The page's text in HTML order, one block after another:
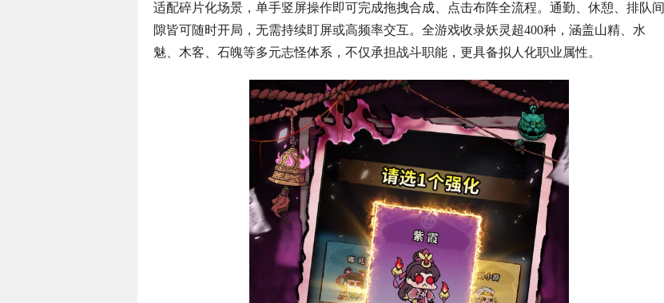
适配碎片化场景，单手竖屏操作即可完成拖拽合成、点击布阵全流程。通勤、休憩、排队间
隙皆可随时开局，无需持续盯屏或高频率交互。全游戏收录妖灵超400种，涵盖山精、水
魅、木客、石魄等多元志怪体系，不仅承担战斗职能，更具备拟人化职业属性。